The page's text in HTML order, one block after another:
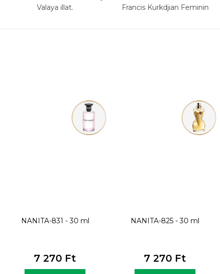
Valaya illat.
Francis Kurkdjian Feminin
NANITA-831 - 30 ml
7 270 Ft
NANITA-825 - 30 ml
7 270 Ft